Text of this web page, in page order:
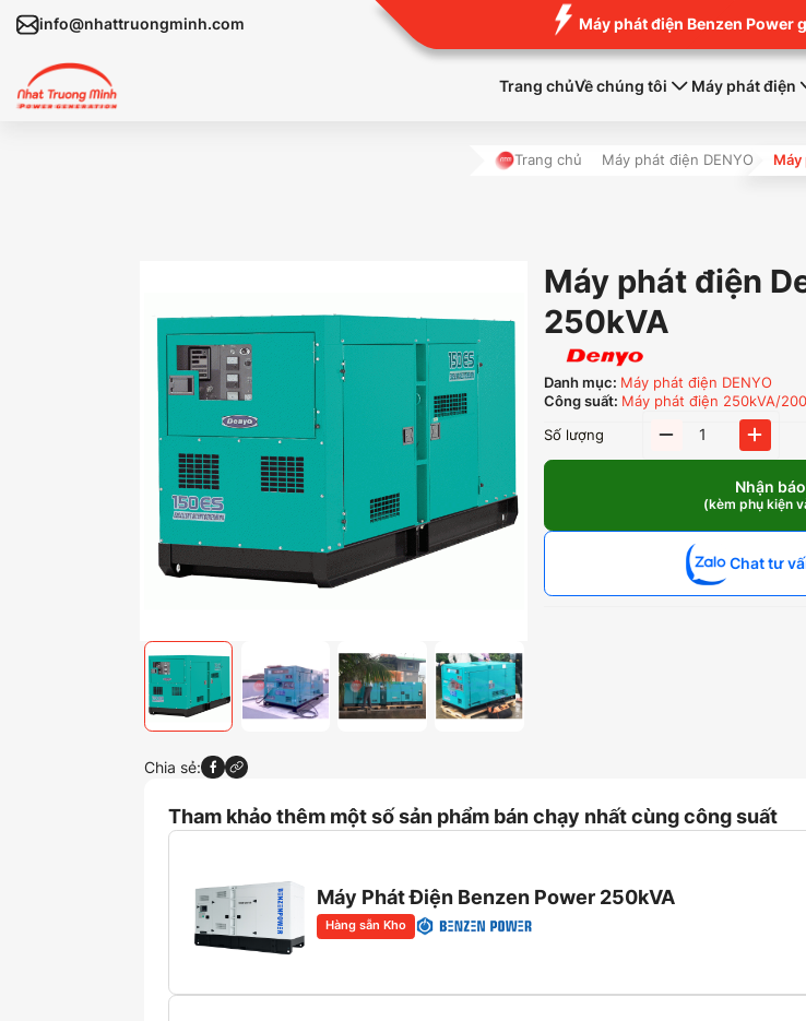
info@nhattruongminh.com Máy phát điện Benzen Power
Trang chủVề chúng tôi Máy phát điện
Trang chủ Máy phát điện DENYO Máy
Chia sẻ:
Máy phát điện
250kVA
Danh mục: Máy phát điện DENYO
Công suất: Máy phát điện 250kVA/
Số lượng
Máy
250kVA
số
lượng
Nhận
(kèm phụ kiện
Chat tư
Tham khảo thêm một số sản phẩm bán chạy nhất cùng công suất
Máy Phát Điện Benzen Power 250kVA
Hàng sẵn Kho